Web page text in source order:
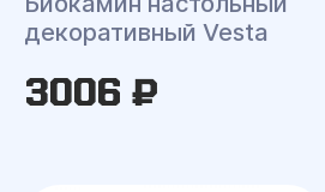
декоративный Vesta
3006 ₽